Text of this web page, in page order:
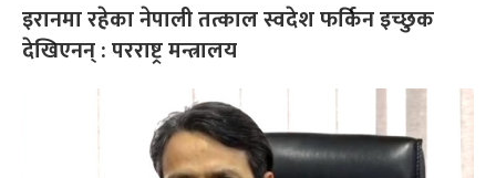
इरानमा रहेका नेपाली तत्काल स्वदेश फर्किन इच्छुक
देखिएनन् : परराष्ट्र मन्त्रालय